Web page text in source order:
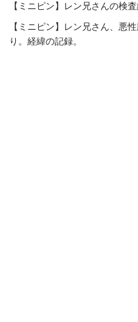
【ミニピン】レン兄さんの検
【ミニピン】レン兄さん、悪
り。経緯の記録。